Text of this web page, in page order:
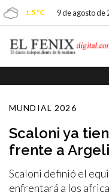
1.5 ºC 9 de agosto de
MUNDIAL 2026
Scaloni ya
frente a
Scaloni definió el
enfrentará a los